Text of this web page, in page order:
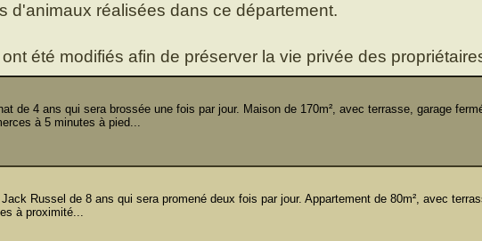
d'animaux réalisées dans ce département.
été modifiés afin de préserver la vie privée des
de 4 ans qui sera brossée une fois par jour. Maison de 170m², avec terrasse, garage
à 5 minutes à pied...
Russel de 8 ans qui sera promené deux fois par jour. Appartement de 80m², avec
à proximité...